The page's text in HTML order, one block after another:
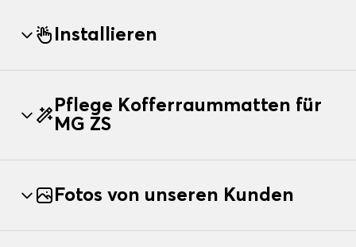
Installieren
Pflege Kofferraummatten für
MG ZS
Fotos von unseren Kunden